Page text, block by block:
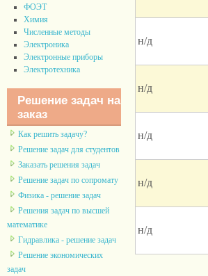
ФОЭТ
Химия
Численные методы
Электроника
Электронные приборы
Электротехника
Решение задач на
заказ
Как решить задачу?
Решение задач для студентов
Заказать решения задач
Решение задач по сопромату
Физика - решение задач
Решения задач по высшей
математике
Гидравлика - решение задач
Решение экономических
задач
н/д
н/д
н/д
н/д
н/д